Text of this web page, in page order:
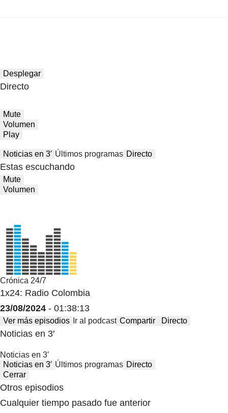
Desplegar
Directo
Mute
Volumen
Play
Noticias en 3′ Últimos programas Directo
Estas escuchando
Mute
Volumen
Crónica 24/7
1x24: Radio Colombia
23/08/2024 - 01:38:13
Ver más episodios Ir al podcast Compartir Directo
Noticias en 3′
Noticias en 3′
Noticias en 3′ Últimos programas Directo
Cerrar
Otros episodios
Cualquier tiempo pasado fue anterior